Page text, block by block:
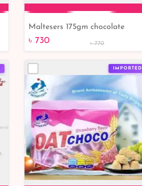
Add to Cart
Maltesers 175gm chocolate
৳ 730 ৳ 770
IMPORTED